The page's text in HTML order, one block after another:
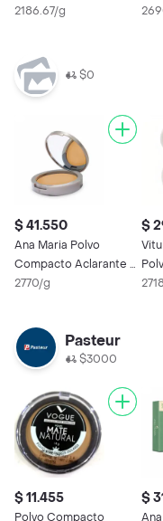
SPF 20 Tono 06
2186.67/g
$0
$ 41.550
Ana Maria Polvo
Compacto Aclarante y
Humectante Tono
2770/g
$
Pasteur
$3000
$ 11.455
Polvo Compacto
$